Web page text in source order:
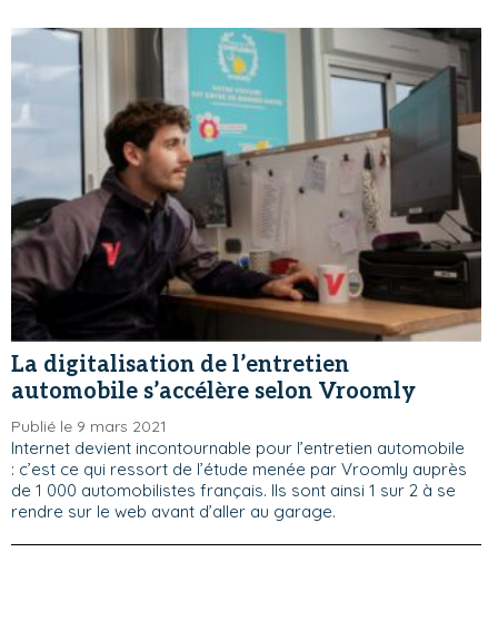
La digitalisation de l’entretien
automobile s’accélère selon Vroomly
Publié le 9 mars 2021
Internet devient incontournable pour l’entretien automobile
: c’est ce qui ressort de l’étude menée par Vroomly auprès
de 1 000 automobilistes français. Ils sont ainsi 1 sur 2 à se
rendre sur le web avant d’aller au garage.